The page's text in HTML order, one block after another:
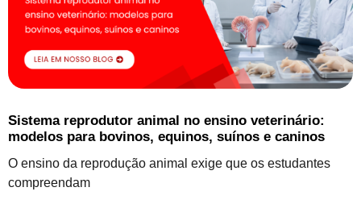
Sistema reprodutor animal no ensino veterinário:
modelos para bovinos, equinos, suínos e caninos
O ensino da reprodução animal exige que os estudantes
compreendam